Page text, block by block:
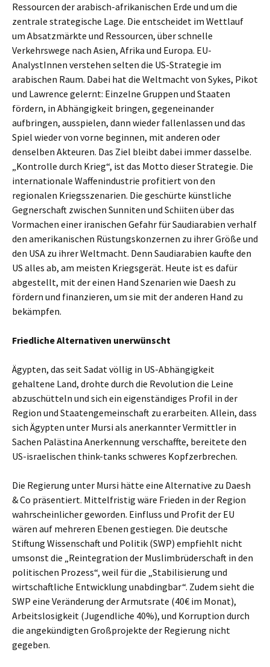
Ressourcen der arabisch-afrikanischen Erde und um die
zentrale strategische Lage. Die entscheidet im Wettlauf
um Absatzmärkte und Ressourcen, über schnelle
Verkehrswege nach Asien, Afrika und Europa. EU-
AnalystInnen verstehen selten die US-Strategie im
arabischen Raum. Dabei hat die Weltmacht von Sykes, Pikot
und Lawrence gelernt: Einzelne Gruppen und Staaten
fördern, in Abhängigkeit bringen, gegeneinander
aufbringen, ausspielen, dann wieder fallenlassen und das
Spiel wieder von vorne beginnen, mit anderen oder
denselben Akteuren. Das Ziel bleibt dabei immer dasselbe.
„Kontrolle durch Krieg“, ist das Motto dieser Strategie. Die
internationale Waffenindustrie profitiert von den
regionalen Kriegsszenarien. Die geschürte künstliche
Gegnerschaft zwischen Sunniten und Schiiten über das
Vormachen einer iranischen Gefahr für Saudiarabien verhalf
den amerikanischen Rüstungskonzernen zu ihrer Größe und
den USA zu ihrer Weltmacht. Denn Saudiarabien kaufte den
US alles ab, am meisten Kriegsgerät. Heute ist es dafür
abgestellt, mit der einen Hand Szenarien wie Daesh zu
fördern und finanzieren, um sie mit der anderen Hand zu
bekämpfen.
Friedliche Alternativen unerwünscht
Ägypten, das seit Sadat völlig in US-Abhängigkeit
gehaltene Land, drohte durch die Revolution die Leine
abzuschütteln und sich ein eigenständiges Profil in der
Region und Staatengemeinschaft zu erarbeiten. Allein, dass
sich Ägypten unter Mursi als anerkannter Vermittler in
Sachen Palästina Anerkennung verschaffte, bereitete den
US-israelischen think-tanks schweres Kopfzerbrechen.
Die Regierung unter Mursi hätte eine Alternative zu Daesh
& Co präsentiert. Mittelfristig wäre Frieden in der Region
wahrscheinlicher geworden. Einfluss und Profit der EU
wären auf mehreren Ebenen gestiegen. Die deutsche
Stiftung Wissenschaft und Politik (SWP) empfiehlt nicht
umsonst die „Reintegration der Muslimbrüderschaft in den
politischen Prozess“, weil für die „Stabilisierung und
wirtschaftliche Entwicklung unabdingbar“. Zudem sieht die
SWP eine Veränderung der Armutsrate (40€ im Monat),
Arbeitslosigkeit (Jugendliche 40%), und Korruption durch
die angekündigten Großprojekte der Regierung nicht
gegeben.